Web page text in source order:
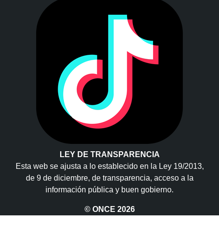
LEY DE TRANSPARENCIA
Esta web se ajusta a lo establecido en la Ley 19/2013,
de 9 de diciembre, de transparencia, acceso a la
información pública y buen gobierno.
© ONCE 2026